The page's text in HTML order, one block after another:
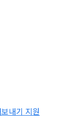
내기 지원